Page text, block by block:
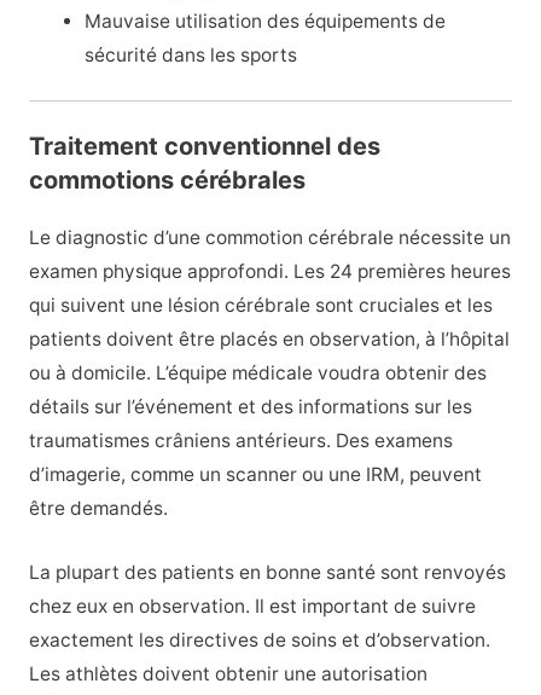
Mauvaise utilisation des équipements de
sécurité dans les sports
Traitement conventionnel des
commotions cérébrales
Le diagnostic d’une commotion cérébrale nécessite un
examen physique approfondi. Les 24 premières heures
qui suivent une lésion cérébrale sont cruciales et les
patients doivent être placés en observation, à l’hôpital
ou à domicile. L’équipe médicale voudra obtenir des
détails sur l’événement et des informations sur les
traumatismes crâniens antérieurs. Des examens
d’imagerie, comme un scanner ou une IRM, peuvent
être demandés.
La plupart des patients en bonne santé sont renvoyés
chez eux en observation. Il est important de suivre
exactement les directives de soins et d’observation.
Les athlètes doivent obtenir une autorisation